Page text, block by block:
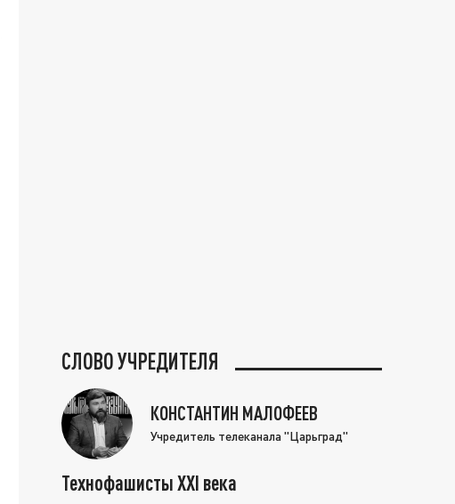
СЛОВО УЧРЕДИТЕЛЯ
КОНСТАНТИН МАЛОФЕЕВ
Учредитель телеканала "Царьград"
Технофашисты XXI века